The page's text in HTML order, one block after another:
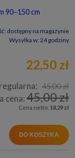
90–150 cm
dostępny na magazynie
Wysyłka w: 24 godziny
22,50 zł
45,00 zł
cena:45,00 zł
Cena netto: 18,29 zł
DO KOSZYKA